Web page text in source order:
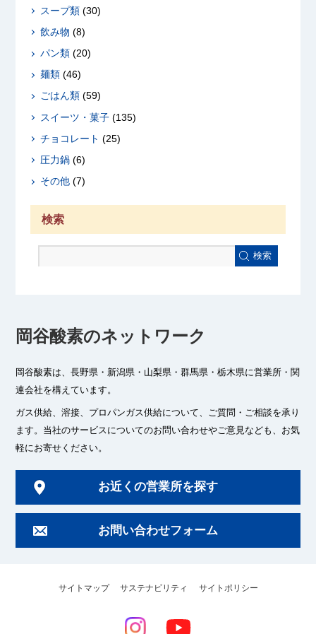
スープ類(30)
飲み物 (8)
パン類(20)
麺類(46)
ごはん類(59)
スイーツ・菓子(135)
チョコレート (25)
圧力鍋(6)
その他(7)
検索
検索
岡谷酸素のネットワーク
岡谷酸素は、長野県・新潟県・山梨県・群馬県・栃木県に営業所・関
連会社を構えています。
ガス供給、溶接、プロパンガス供給について、ご質問・ご相談を承り
ます。 当社のサービスについてのお問い合わせやご意見なども、お気
軽にお寄せください。
お近くの営業所を探す
お問い合わせフォーム
サイトマップ サステナビリティ サイトポリシー